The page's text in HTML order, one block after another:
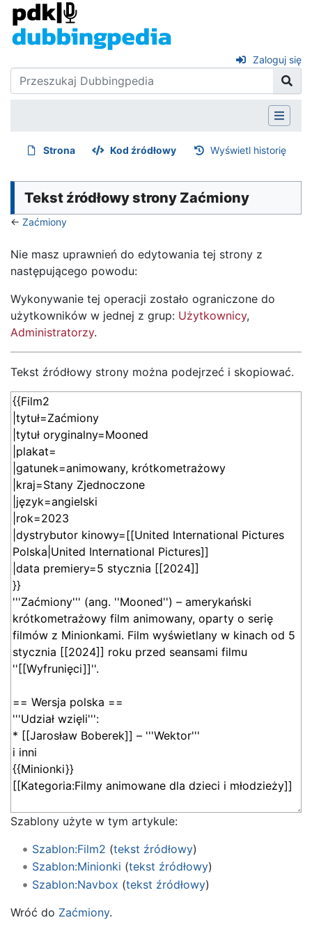
Zaloguj się
Strona Kod źródłowy Wyświetl historię
Tekst źródłowy strony Zaćmiony
← Zaćmiony
Nie masz uprawnień do edytowania tej strony z
następującego powodu:
Wykonywanie tej operacji zostało ograniczone do
użytkowników w jednej z grup: Użytkownicy,
Administratorzy.
Tekst źródłowy strony można podejrzeć i skopiować.
Szablony użyte w tym artykule:
Szablon:Film2 (tekst źródłowy)
Szablon:Minionki (tekst źródłowy)
Szablon:Navbox (tekst źródłowy)
Wróć do Zaćmiony.